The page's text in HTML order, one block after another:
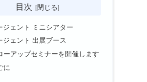
目次
ジェント ミニシアター
ジェント 出展ブース
ーアップセミナーを開催します
に